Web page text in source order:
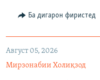
Ба дигарон фиристед
Август 05, 2026
Мирзонабии Холиқзод